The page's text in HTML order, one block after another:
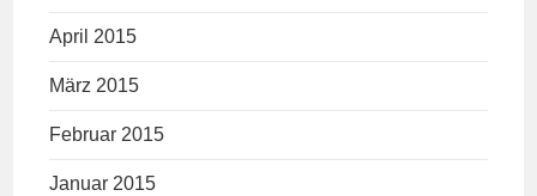
April 2015
März 2015
Februar 2015
Januar 2015